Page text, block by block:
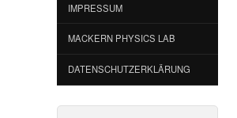
IMPRESSUM
MACKERN PHYSICS LAB
DATENSCHUTZERKLÄRUNG